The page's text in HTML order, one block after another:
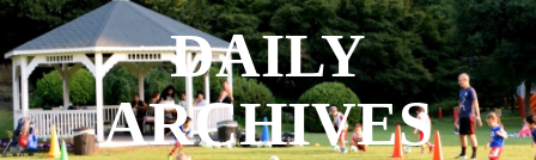
DAILY
ARCHIVES